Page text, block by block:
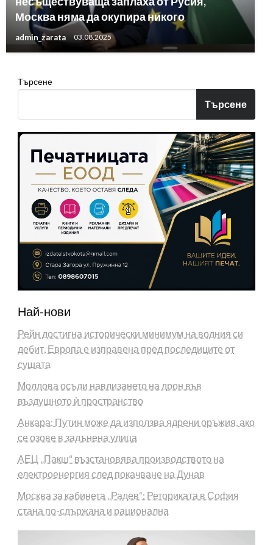
Москва няма да окупира никого
admin_zarata 03.08.2025
Търсене
Търсене
Най-нови
Рейн достигна исторически минимум на водния си
дебит, Европа е изправена пред последиците от
сушата
Молдова осъди навлизането на дрон във
въздушното ѝ пространство
Анкара: Путин може да използва ядрени оръжия, ако
се озове в задънена улица
АЕЦ „Пакш“ възстановява производството на
електроенергия след покачване на Дунав
Москва за кабинета „Радев“: Реториката в София
стана по-сдържана и рационална